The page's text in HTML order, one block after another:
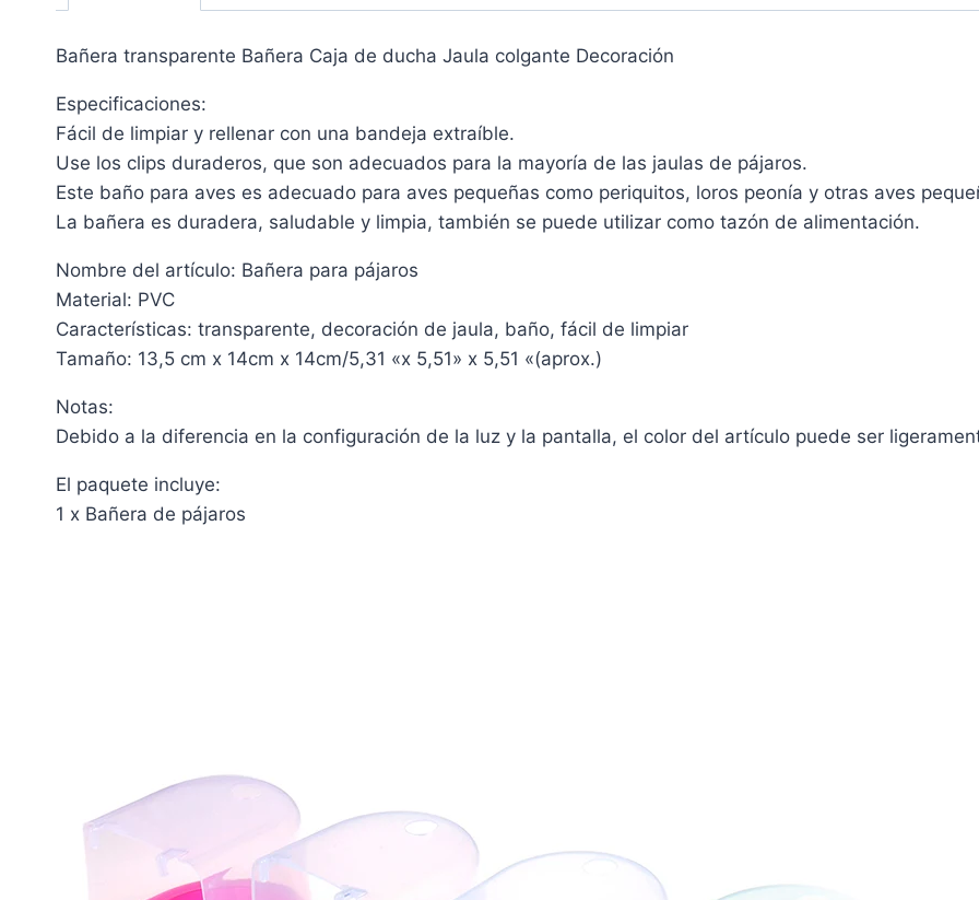
Bañera transparente Bañera Caja de ducha Jaula colgante Decoración
Especificaciones:
Fácil de limpiar y rellenar con una bandeja extraíble.
Use los clips duraderos, que son adecuados para la mayoría de las jaulas de pájaros.
Este baño para aves es adecuado para aves pequeñas como periquitos, loros peonía y otras aves
La bañera es duradera, saludable y limpia, también se puede utilizar como tazón de alimentación.
Nombre del artículo: Bañera para pájaros
Material: PVC
Características: transparente, decoración de jaula, baño, fácil de limpiar
Tamaño: 13,5 cm x 14cm x 14cm/5,31 «x 5,51» x 5,51 «(aprox.)
Notas:
Debido a la diferencia en la configuración de la luz y la pantalla, el color del artículo puede ser
El paquete incluye:
1 x Bañera de pájaros